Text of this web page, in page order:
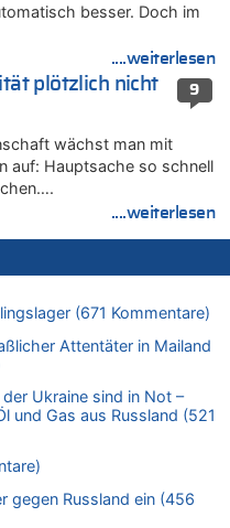
zu
Reise geht…“
zu
ist jetzt amtlich
ist jetzt amtlich
Direkt zu
Eupen werden
ist jetzt amtlich
ist jetzt amtlich
ist jetzt amtlich
ist jetzt amtlich
ist jetzt amtlich
zu
trotz Kritik und neuer
besser. Doch im
....weiterlesen
9
plötzlich nicht
wächst man mit
auf: Hauptsache so schnell
....weiterlesen
(671 Kommentare)
Attentäter in Mailand
Ukraine sind in Not –
und Gas aus Russland (521
gegen Russland ein (456